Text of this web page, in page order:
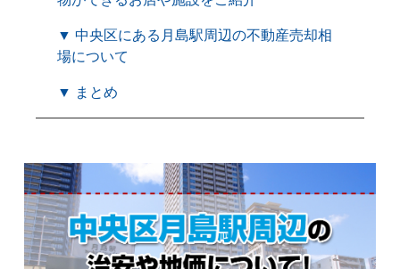
▼ 中央区にある月島駅周辺の不動産売却相
場について
▼ まとめ